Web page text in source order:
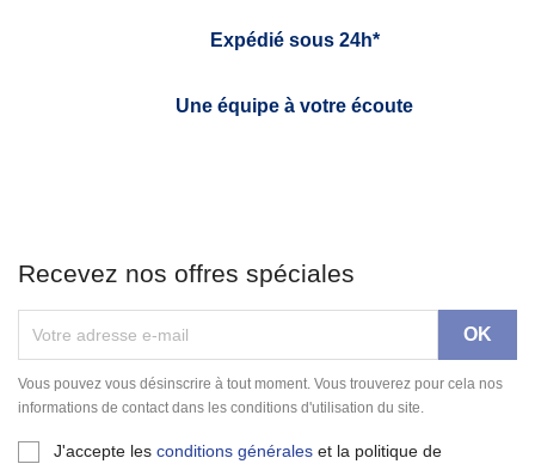
Expédié sous 24h*
Une équipe à votre écoute
Recevez nos offres spéciales
Vous pouvez vous désinscrire à tout moment. Vous trouverez pour cela nos
informations de contact dans les conditions d'utilisation du site.
J'accepte les conditions générales et la politique de